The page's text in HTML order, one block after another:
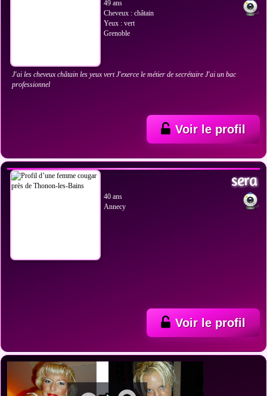
49 ans
Cheveux : châtain
Yeux : vert
Grenoble
J'ai les cheveux châtain les yeux vert J'exerce le métier de secrétaire J'ai un bac
professionnel
Voir le profil
sera
40 ans
Annecy
Voir le profil